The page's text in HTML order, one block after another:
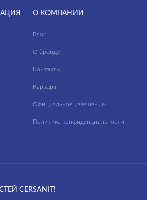
О КОМПАНИИ
Блог
О бренде
Контакты
Карьера
Официальное извещение
Политика конфиденциальности
CERSANIT!